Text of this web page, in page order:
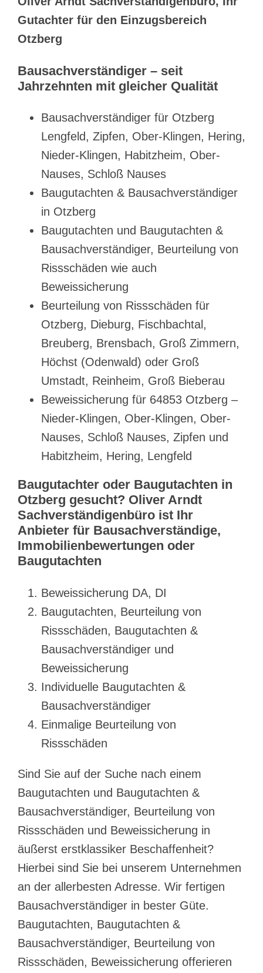
Gutachter für den Einzugsbereich
Otzberg
Bausachverständiger – seit
Jahrzehnten mit gleicher Qualität
Bausachverständiger für Otzberg
Lengfeld, Zipfen, Ober-Klingen, Hering,
Nieder-Klingen, Habitzheim, Ober-
Nauses, Schloß Nauses
Baugutachten & Bausachverständiger
in Otzberg
Baugutachten und Baugutachten &
Bausachverständiger, Beurteilung von
Rissschäden wie auch
Beweissicherung
Beurteilung von Rissschäden für
Otzberg, Dieburg, Fischbachtal,
Breuberg, Brensbach, Groß Zimmern,
Höchst (Odenwald) oder Groß
Umstadt, Reinheim, Groß Bieberau
Beweissicherung für 64853 Otzberg –
Nieder-Klingen, Ober-Klingen, Ober-
Nauses, Schloß Nauses, Zipfen und
Habitzheim, Hering, Lengfeld
Baugutachter oder Baugutachten in
Otzberg gesucht? Oliver Arndt
Sachverständigenbüro ist Ihr
Anbieter für Bausachverständige,
Immobilienbewertungen oder
Baugutachten
Beweissicherung DA, DI
Baugutachten, Beurteilung von
Rissschäden, Baugutachten &
Bausachverständiger und
Beweissicherung
Individuelle Baugutachten &
Bausachverständiger
Einmalige Beurteilung von
Rissschäden
Sind Sie auf der Suche nach einem
Baugutachten und Baugutachten &
Bausachverständiger, Beurteilung von
Rissschäden und Beweissicherung in
äußerst erstklassiker Beschaffenheit?
Hierbei sind Sie bei unserem Unternehmen
an der allerbesten Adresse. Wir fertigen
Bausachverständiger in bester Güte.
Baugutachten, Baugutachten &
Bausachverständiger, Beurteilung von
Rissschäden, Beweissicherung offerieren